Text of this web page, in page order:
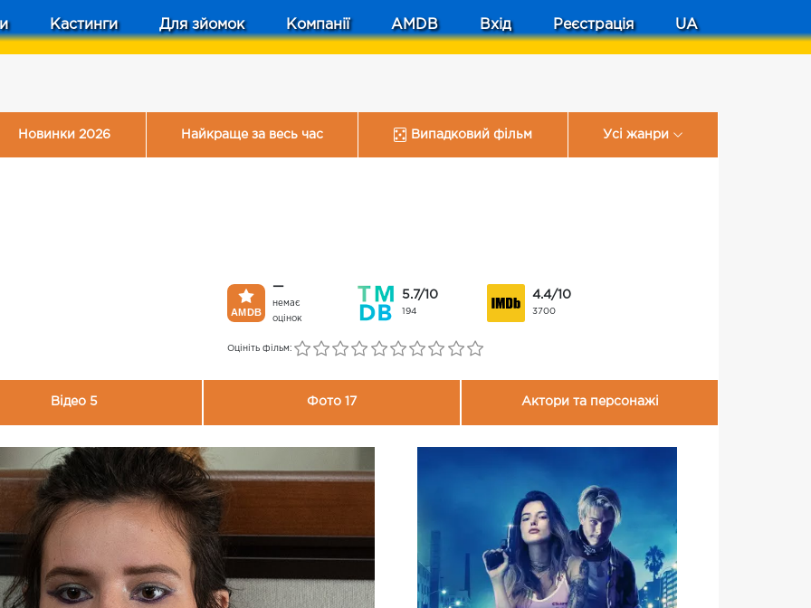
Кастинги Для зйомок Компанії AMDB Вхід Реєстрація UA
Новинки 2026 Найкраще за весь час Випадковий фільм Усі жанри
—
немає
оцінок
5.7/10
194
4.4/10
3700
Оцініть фільм:
Відео 5 Фото 17 Актори та персонажі